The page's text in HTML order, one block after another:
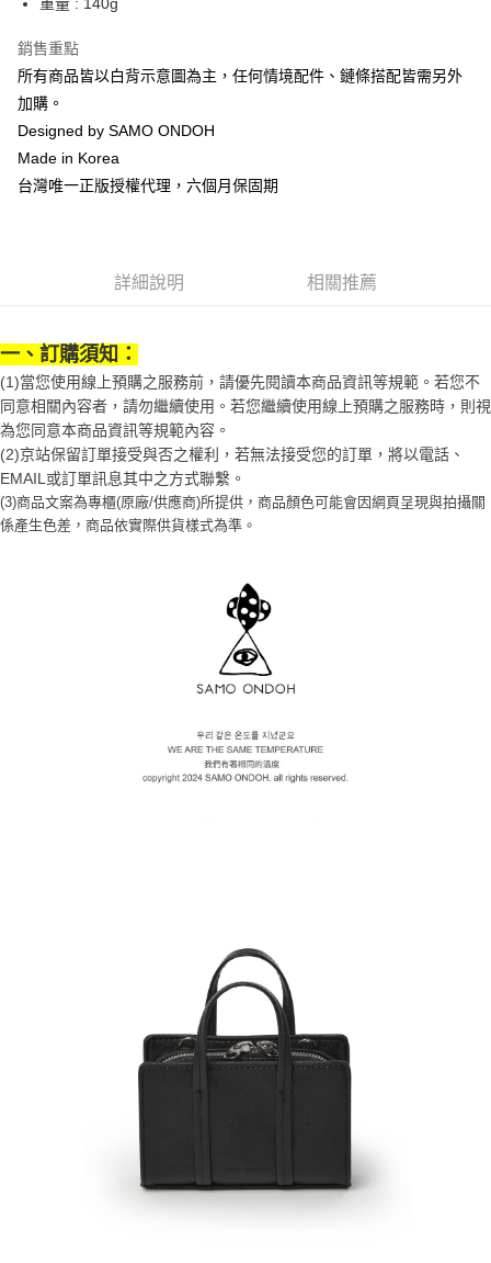
相關說明
1.本服務由台灣大哥大提供，台灣大哥大用戶可立即使用無須另外申請。
2.付款方式選擇「大哥付你分期」，訂單成立後會自動跳轉到大哥付的交易
流程，驗證手機門號後，選擇欲分期的期數、繳款截止日，確認付款後即完
成交易。
3.實際核准額度、可分期數及費用金額請依後續交易確認頁面所載為準。
4.訂單成立30分鐘內，如未前往確認交易或遇審核未通過，訂單將自動取
消。如遇「轉專審核」未通過狀況，表示未達大哥付你分期系統評分，恕無
法說明評估內容。
2.透過簡訊連結打開帳單後，可選擇「超商條碼／台灣大直營門市／銀行轉
帳／街口支付／iPASS MONEY」等通路繳費。
1.本服務係由「台灣大哥大股份有限公司」（以下簡稱本公司）所提供，讓
用戶於交易時，得透過本服務購買商品或服務，並由商店將買賣／分期付款
買賣價金債權讓與本公司後，依約使用本公司帳單繳交帳款。
2.基於同意付款使用「大哥付你分期」之契約關係目的，商店將以您的個人
資料（包含姓名、電話或地址）提供予台灣大哥大進項蒐集、處理及利用，
由本公司與您本人進行分期帳單所需資料之確認、核對及更正。
3.完整用戶服務條款，請詳閱以下連結：
AFTEE先享後付
相關說明
【關於「AFTEE先享後付」】
AFTEE先享後付是「在收到商品之後才付款」的支付方式。 讓您購物簡單
便利好安心！
１．簡單：不需註冊會員、不需綁卡、不需儲值。
２．便利：只要手機號碼，簡訊認證，即可結帳。
結帳頁面，進行簡訊認證並確認金額後，即可完成結帳。
ATM／網路銀行／等多元方式進行付款，方視為交易完成。
※ 請注意：結帳手續完成當下不需立刻繳費，但若您需要取消訂單，請聯絡
購買商品的店家。未經商家同意取消之訂單仍視為有效，需透過AFTEE先享
後付繳納相關費用。
※ 交易是否成功請以「AFTEE先享後付 」之結帳頁面顯示為準，若有關於
是否繳費成功／繳費後需取消欲退款等相關疑問，請聯繫「AFTEE先享後付
客戶支援中心」https://netprotections.freshdesk.com/support/home
【注意事項】
１．透過由恩沛科技股份有限公司提供之「AFTEE先享後付」服務完成之交
３．未成年的使用者請事先徵得法定代理人或監護人之同意方可使用
「AFTEE先享後付」，若未經同意申辦者引起之損失，本公司不負相關責
４．使用「AFTEE先享後付」時，將依據個別帳號之用戶狀況，依本公司即
時審查核予不同之上限額度；若仍有額度不足之情形，本公司將視審查結果
５．嚴禁一人註冊多個帳號或使用他人資訊註冊。若發現惡意使用之情形，
恩沛科技股份有限公司將有權停止該用戶之使用額度並採取法律行動。
運送方式
付款後7-11取貨
宅配
每筆NT$100，滿NT$1,200(含以上)免運費
京站台北店客服中心(1F星巴克旁) 即日起不提供京站紙袋，取件時
請自備購物袋，若需購買紙袋可現場詢問
免運費
銷售重點
所有商品皆以白背示意圖為主，任何情境配件、鏈條搭配皆需另外
加購。
Designed by SAMO ONDOH
Made in Korea
台灣唯一正版授權代理，六個月保固期
詳細說明 相關推薦
一、訂購須知：
(1)當您使用線上預購之服務前，請優先閱讀本商品資訊等規範。若您不
同意相關內容者，請勿繼續使用。若您繼續使用線上預購之服務時，則視
為您同意本商品資訊等規範內容。
(2)京站保留訂單接受與否之權利，若無法接受您的訂單，將以電話、
EMAIL或訂單訊息其中之方式聯繫。
(3)商品文案為專櫃(原廠/供應商)所提供，商品顏色可能會因網頁呈現與拍攝關
係產生色差，商品依實際供貨樣式為準。